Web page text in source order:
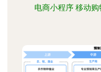
电商小程序 移动